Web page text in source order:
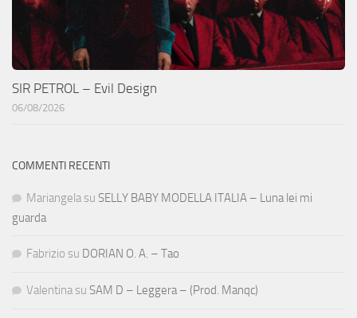
SIR PETROL – Evil Design
06/08/2026
COMMENTI RECENTI
Mariangela su SELLY BABY MODELLA ITALIA – Luna lei mi
guarda
Fabrizio su DORIAN O. A. – Tao
Valentina su SAM D – Leggera – (Prod. Manqc)